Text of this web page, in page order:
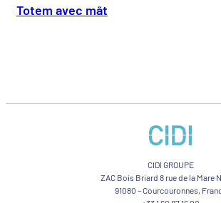
Totem avec mât
CIDI GROUPE
ZAC Bois Briard 8 rue de la Mare
91080 – Courcouronnes,